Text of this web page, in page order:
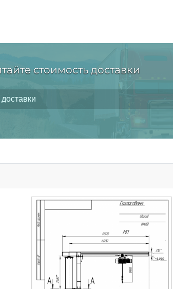
стоимость доставки